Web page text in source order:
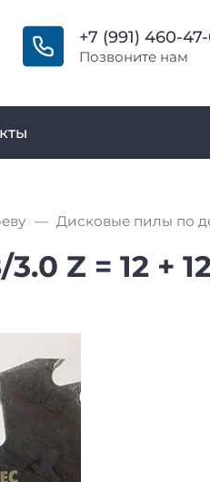
+7 (991) 460-
Позвоните нам
Дисковые пилы по
Z = 12 +